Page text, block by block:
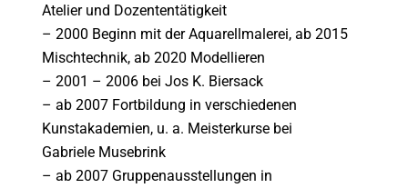
Atelier und Dozententätigkeit
– 2000 Beginn mit der Aquarellmalerei, ab 2015
Mischtechnik, ab 2020 Modellieren
– 2001 – 2006 bei Jos K. Biersack
– ab 2007 Fortbildung in verschiedenen
Kunstakademien, u. a. Meisterkurse bei
Gabriele Musebrink
– ab 2007 Gruppenausstellungen in